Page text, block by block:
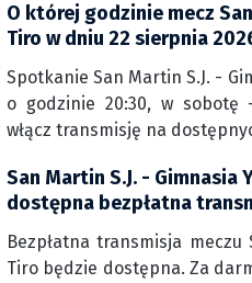
O której godzinie mecz
Tiro w dniu 22 sierpnia
Spotkanie San Martin S.J. -
o godzinie 20:30, w sobotę
włącz transmisję na
San Martin S.J. - Gimnasia
dostępna bezpłatna
Bezpłatna transmisja
Tiro będzie dostępna. Za